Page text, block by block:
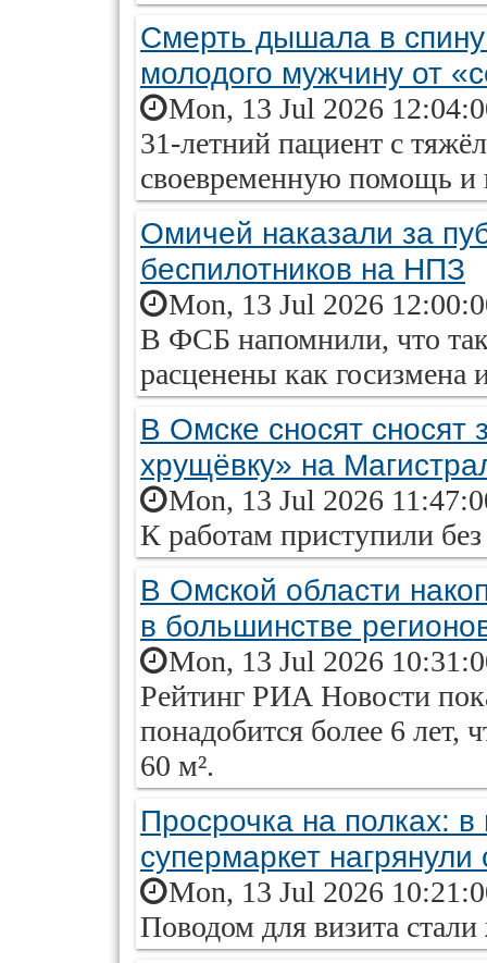
Смерть дышала в
молодого мужчину от
Mon, 13 Jul 2026
31-летний пациент с
своевременную помощь и
Омичей наказали за
беспилотников на НПЗ
Mon, 13 Jul 2026
В ФСБ напомнили, что
расценены как госизмена
В Омске сносят сносят
хрущёвку» на
Mon, 13 Jul 2026
К работам приступили
В Омской области
в большинстве
Mon, 13 Jul 2026
Рейтинг РИА Новости
понадобится более 6
60 м².
Просрочка на полках:
супермаркет
Mon, 13 Jul 2026
Поводом для визита